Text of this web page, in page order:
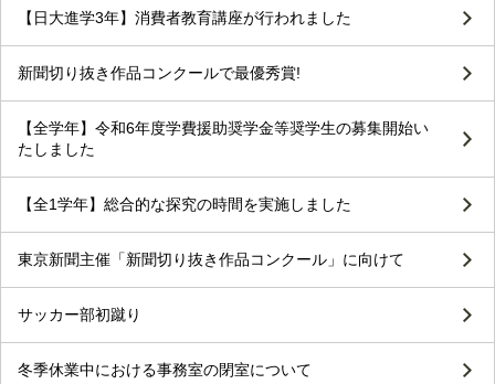
【日大進学3年】消費者教育講座が行われました
新聞切り抜き作品コンクールで最優秀賞!
【全学年】令和6年度学費援助奨学金等奨学生の募集開始い
たしました
【全1学年】総合的な探究の時間を実施しました
東京新聞主催「新聞切り抜き作品コンクール」に向けて
サッカー部初蹴り
冬季休業中における事務室の閉室について